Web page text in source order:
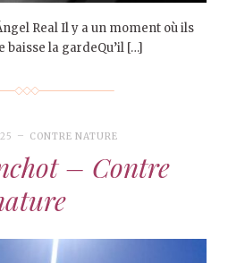
Real Il y a un moment où ils
baisse la gardeQu’il […]
CONTRE NATURE
– Contre